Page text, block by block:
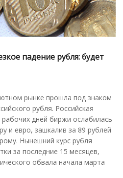
падение рубля: будет
рынке прошла под знаком
рубля. Российская
дней биржи ослабилась
и евро, зашкалив за 89 рублей
Нынешний курс рубля
за последние 15 месяцев,
обвала начала марта